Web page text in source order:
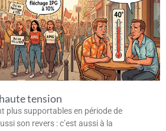
tension
plus supportables en période de
son revers : c’est aussi à la